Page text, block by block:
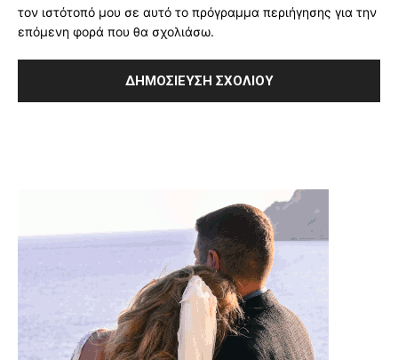
τον ιστότοπό μου σε αυτό το πρόγραμμα περιήγησης για την
επόμενη φορά που θα σχολιάσω.